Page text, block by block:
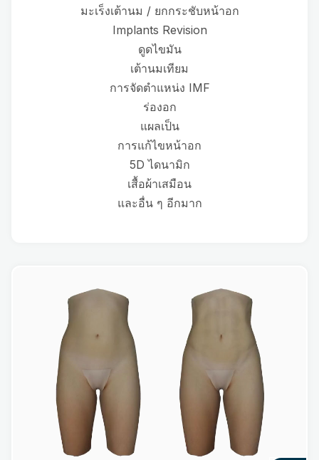
มะเร็งเต้านม / ยกกระชับหน้าอก
Implants Revision
ดูดไขมัน
เต้านมเทียม
การจัดตำแหน่ง IMF
ร่องอก
แผลเป็น
การแก้ไขหน้าอก
5D ไดนามิก
เสื้อผ้าเสมือน
และอื่น ๆ อีกมาก